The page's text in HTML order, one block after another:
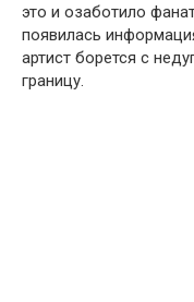
это и озаботило
появилась
артист борется с
границу.